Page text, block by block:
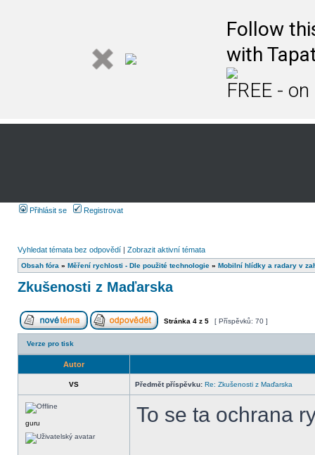
Follow
with
FREE -
Přihlásit se Registrovat
Vyhledat témata bez odpovědí | Zobrazit aktivní témata
Obsah fóra » Měření rychlosti - Dle použité technologie » Mobilní hlídky a radary v
Zkušenosti z Maďarska
Stránka 4 z 5 [ Příspěvků: 70 ]
Verze pro tisk
Autor
VS Předmět příspěvku: Re: Zkušenosti z Maďarska
guru To se ta ochrana